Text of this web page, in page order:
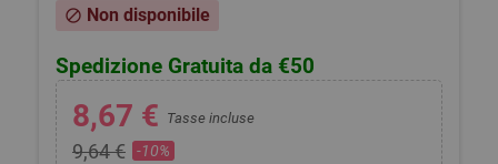
block Non disponibile
Spedizione Gratuita da €50
8,67 € Tasse incluse
9,64 € -10%